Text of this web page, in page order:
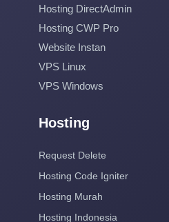
Hosting DirectAdmin
Hosting CWP Pro
Website Instan
VPS Linux
VPS Windows
Hosting
Request Delete
Hosting Code Igniter
Hosting Murah
Hosting Indonesia